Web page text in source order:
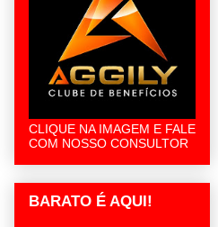
CLIQUE NA IMAGEM E FALE
COM NOSSO CONSULTOR
BARATO É AQUI!